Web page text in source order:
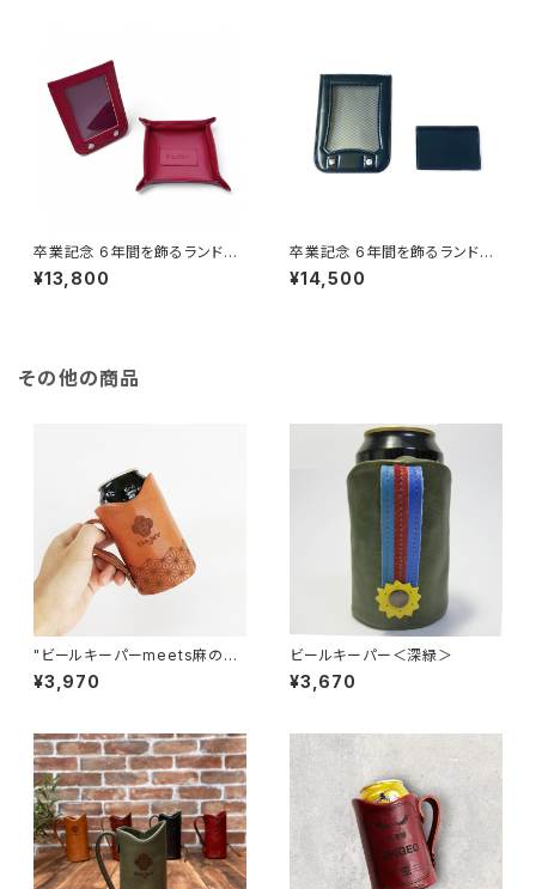
卒業記念 6年間を飾るランドセ
ルフレーム （ランドセルリメイ
ク） トレイセット
¥13,800
卒業記念 6年間を飾るランドセ
ルフレーム （ランドセルリメイ
ク） 名刺入れセット
¥14,500
その他の商品
"ビールキーパーmeets麻の葉
文様" ビールキーパー<Came
l＞
¥3,970
ビールキーパー＜深緑＞
¥3,670